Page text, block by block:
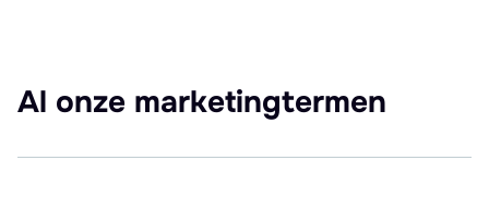
Al onze marketingtermen